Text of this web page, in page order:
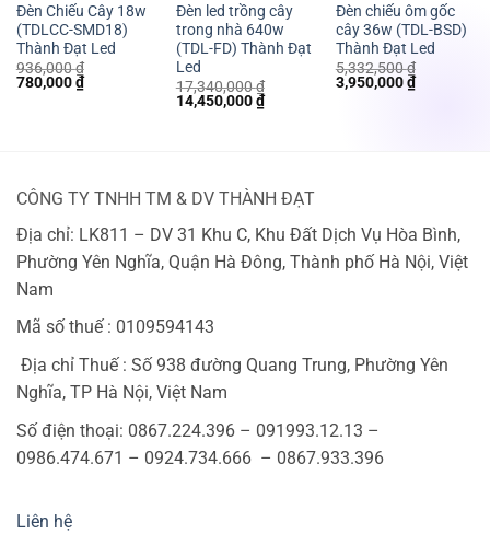
Đèn Chiếu Cây 18w
(TDLCC-SMD18)
Thành Đạt Led
936,000₫
Giá
780,000₫Giá
hiện
Đèn led trồng cây
trong nhà 640w
(TDL-FD) Thành Đạt
Led
17,340,000₫
Giá
gốc
14,450,000₫Giá
hiện
Đèn chiếu ôm gốc
cây 36w (TDL-BSD)
Thành Đạt Led
5,332,500₫
Giá
gốc
3,950,000₫Giá
hiện
CÔNG TY TNHH TM & DV THÀNH ĐẠT
Địa chỉ: LK811 – DV 31 Khu C, Khu Đất Dịch Vụ Hòa Bình,
Phường Yên Nghĩa, Quận Hà Đông, Thành phố Hà Nội, Việt
Nam
Mã số thuế : 0109594143
Địa chỉ Thuế : Số 938 đường Quang Trung, Phường Yên
Nghĩa, TP Hà Nội, Việt Nam
Số điện thoại: 0867.224.396 – 091993.12.13 –
0986.474.671 – 0924.734.666 – 0867.933.396
Liên hệ